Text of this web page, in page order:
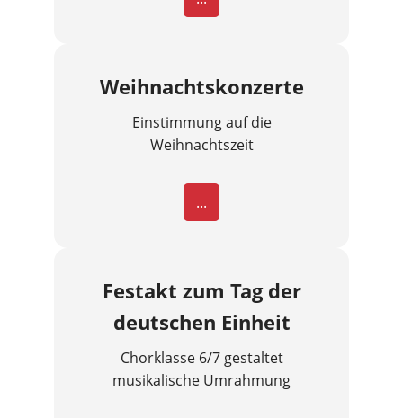
Weihnachtskonzerte
Einstimmung auf die
Weihnachtszeit
...
Festakt zum Tag der
deutschen Einheit
Chorklasse 6/7 gestaltet
musikalische Umrahmung